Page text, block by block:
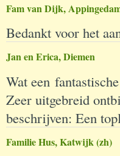
Fam van Dijk,
Bedankt voor het
Jan en Erica, Diemen
Wat een
Zeer uitgebreid
beschrijven: Een
Familie Hus, Katwijk (zh)